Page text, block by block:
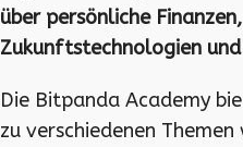
über persönliche
Zukunftstechnologien
Die Bitpanda Academy
zu verschiedenen